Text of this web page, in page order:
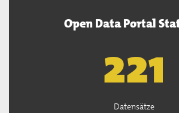
Open Data Portal
222
Datensätze